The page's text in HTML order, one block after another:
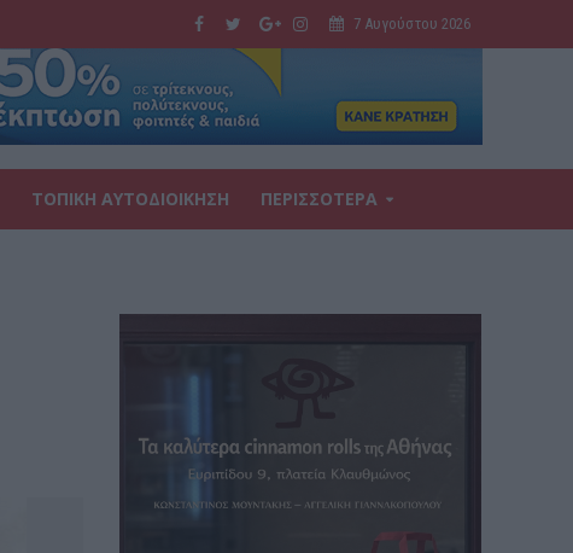
7 Αυγούστου 2026
ΤΟΠΙΚΗ ΑΥΤΟΔΙΟΙΚΗΣΗ ΠΕΡΙΣΣΟΤΕΡΑ